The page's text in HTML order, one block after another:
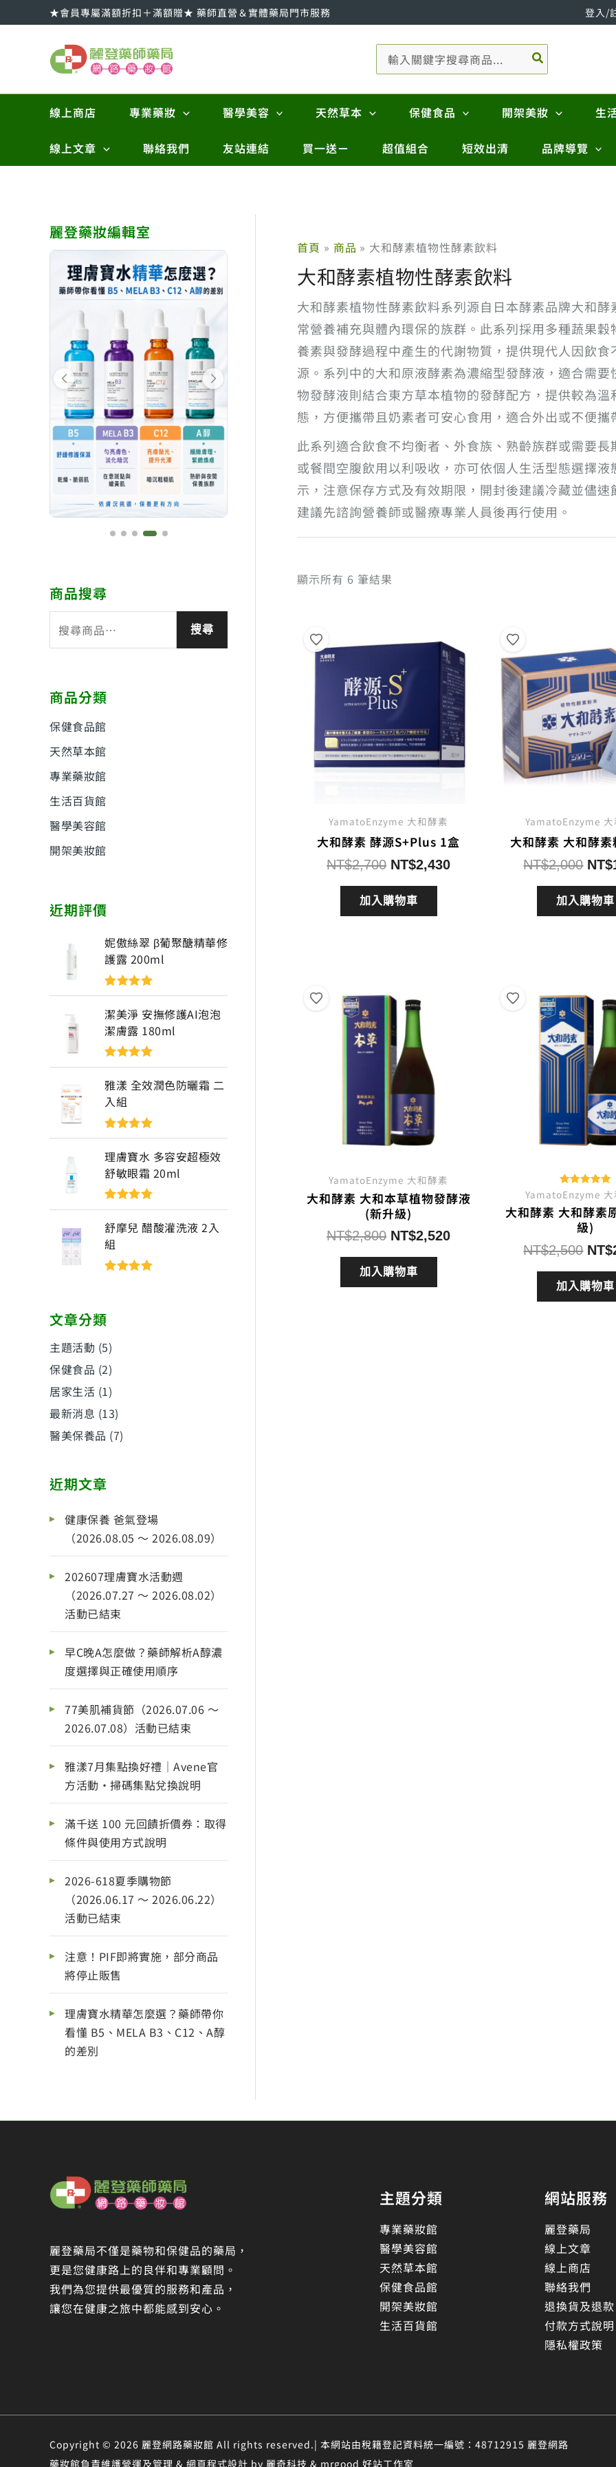
至
★會員專屬滿額折扣＋滿額贈★ 藥師直營＆實體藥局門市服務 登入/
尋：
線上商店 專業藥妝 醫學美容 天然草本 保健食品 開架美妝 生
線上文章 聯絡我們 友站連結 買一送ㄧ 超值組合 短效出清 品牌導覽
麗登藥妝編輯室
商品搜尋
尋
字
搜尋
商品分類
保健食品館
天然草本館
專業藥妝館
生活百貨館
醫學美容館
開架美妝館
近期評價
妮傲絲翠 β葡聚醣精華修
護露 200ml
評分5滿分
5
潔美淨 安撫修護AI泡泡
潔膚露 180ml
評分5滿分
5
雅漾 全效潤色防曬霜 二
入組
評分5滿分
5
理膚寶水 多容安超極效
舒敏眼霜 20ml
評分5滿分
5
舒摩兒 醋酸灌洗液 2入
組
文章分類
主題活動 (5)
保健食品 (2)
居家生活 (1)
最新消息 (13)
醫美保養品 (7)
近期文章
健康保養 爸氣登場
（2026.08.05 ～ 2026.08.09）
202607理膚寶水活動週
（2026.07.27 ～ 2026.08.02）
活動已結束
早C晚A怎麼做？藥師解析A醇濃
度選擇與正確使用順序
77美肌補貨節（2026.07.06 ～
2026.07.08）活動已結束
雅漾7月集點換好禮｜Avene官
方活動・掃碼集點兌換說明
滿千送 100 元回饋折價券：取得
條件與使用方式說明
2026-618夏季購物節
（2026.06.17 ～ 2026.06.22）
活動已結束
注意！PIF即將實施，部分商品
將停止販售
理膚寶水精華怎麼選？藥師帶你
看懂 B5、MELA B3、C12、A醇
的差別
首頁 商品 大和酵素植物性酵素飲料
大和酵素植物性酵素飲料
大和酵素植物性酵素飲料系列源自日本酵素品牌大和
常營養補充與體內環保的族群。此系列採用多種蔬果
養素與發酵過程中產生的代謝物質，提供現代人因飲
源。系列中的大和原液酵素為濃縮型發酵液，適合需
物發酵液則結合東方草本植物的發酵配方，提供較為
態，方便攜帶且奶素者可安心食用，適合外出或不便攜
此系列適合飲食不均衡者、外食族、熟齡族群或需要
或餐間空腹飲用以利吸收，亦可依個人生活型態選擇
示，注意保存方式及有效期限，開封後建議冷藏並儘
建議先諮詢營養師或醫療專業人員後再行使用。
顯示所有 6 筆結果
YamatoEnzyme 大和酵素
大和酵素 酵源S+Plus 1盒
NT$2,700 原
價
格：
NT$2,430目
加入購物車
YamatoEnzyme 大
大和酵素 大和酵
NT$2,000 原
價
格：
NT$
加入購物車
YamatoEnzyme 大和酵素
大和酵素 大和本草植物發酵液
(新升級)
NT$2,800 原
價
格：
NT$2,520目
加入購物車
評分
5.00
滿分 5
YamatoEnzyme 大
大和酵素 大和酵素
級)
NT$2,500 原
價
格：
NT$
加入購物車
麗登藥局不僅是藥物和保健品的藥局，
更是您健康路上的良伴和專業顧問。
我們為您提供最優質的服務和產品，
讓您在健康之旅中都能感到安心。
主題分類
專業藥妝館
醫學美容館
天然草本館
保健食品館
開架美妝館
生活百貨館
網站服務
麗登藥局
線上文章
線上商店
聯絡我們
退換貨及退款
付款方式說明
隱私權政策
Copyright © 2026 麗登網路藥妝館 All rights reserved.| 本網站由稅籍登記資料統一編號：48712915 麗登網路
藥妝館負責維護營運及管理 & 網頁程式設計 by 麗奇科技 & mrgood 好站工作室